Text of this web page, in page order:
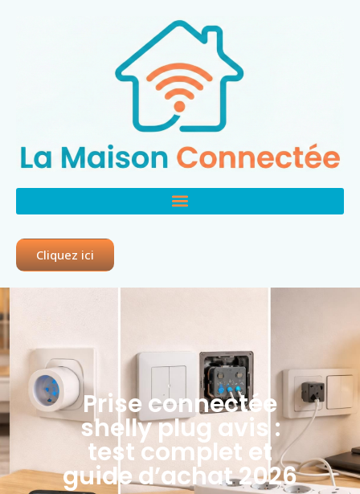
Cliquez ici
Prise connectée
shelly plug avis :
test complet et
guide d’achat 2026